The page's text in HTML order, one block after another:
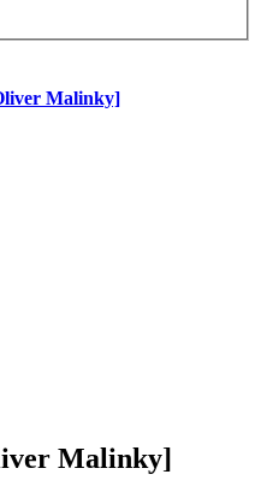
Malinky]
Malinky]